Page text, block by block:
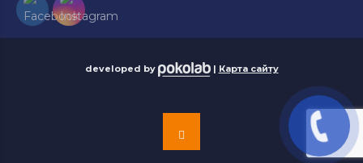
developed by | Карта сайту